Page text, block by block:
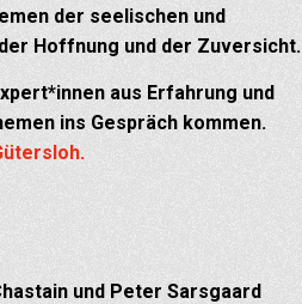
der seelischen und
Hoffnung und der Zuversicht.
aus Erfahrung und
ins Gespräch kommen.
.
und Peter Sarsgaard